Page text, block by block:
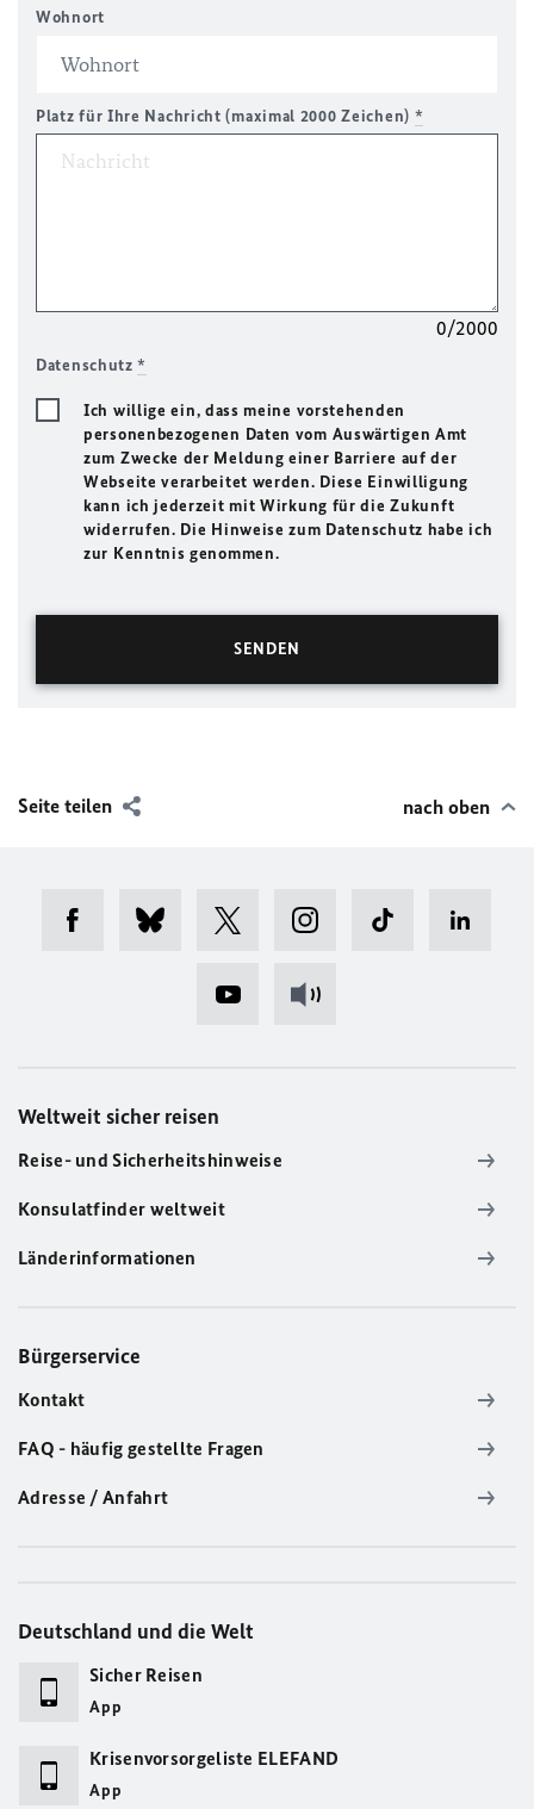
Wohnort
Platz für Ihre Nachricht (maximal 2000 Zeichen) *
0/2000
Datenschutz*
Ich willige ein, dass meine vorstehenden
personenbezogenen Daten vom Auswärtigen Amt
zum Zwecke der Meldung einer Barriere auf der
Webseite verarbeitet werden. Diese Einwilligung
kann ich jederzeit mit Wirkung für die Zukunft
widerrufen. Die Hinweise zum Datenschutz habe ich
zur Kenntnis genommen.
Seite teilen nach oben
Weltweit sicher reisen
Reise- und Sicherheitshinweise
Konsulatfinder weltweit
Länderinformationen
Bürgerservice
Kontakt
FAQ - häufig gestellte Fragen
Adresse / Anfahrt
Deutschland und die Welt
Sicher Reisen
App
Krisenvorsorgeliste ELEFAND
App